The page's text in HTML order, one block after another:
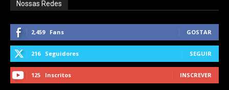
Nossas Redes
2,459 Fans GOSTAR
216 Seguidores SEGUIR
125 Inscritos INSCREVER